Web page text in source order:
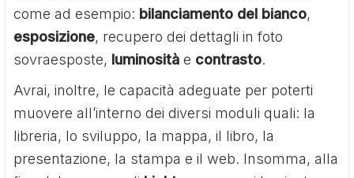
come ad esempio: bilanciamento del bianco,
esposizione, recupero dei dettagli in foto
sovraesposte, luminosità e contrasto.
Avrai, inoltre, le capacità adeguate per poterti
muovere all’interno dei diversi moduli quali: la
libreria, lo sviluppo, la mappa, il libro, la
presentazione, la stampa e il web. Insomma, alla